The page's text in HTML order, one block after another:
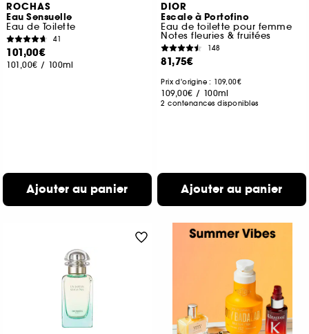
ROCHAS
Eau Sensuelle
Eau de Toilette
41
101,00€
101,00€ / 100ml
Ajouter au panier
DIOR
Escale à Portofino
Eau de toilette pour femme
Notes fleuries & fruitées
148
81,75€
Prix d'origine : 109,00€
109,00€ / 100ml
2 contenances disponibles
Ajouter au panier